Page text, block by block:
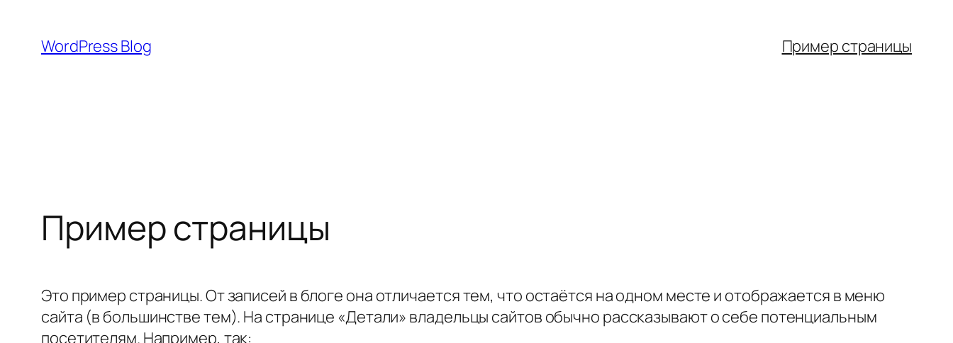
содержимому
WordPress Blog Пример страницы
Пример страницы
Это пример страницы. От записей в блоге она отличается тем, что остаётся на одном месте и отображается в меню
сайта (в большинстве тем). На странице «Детали» владельцы сайтов обычно рассказывают о себе потенциальным
посетителям. Например, так: